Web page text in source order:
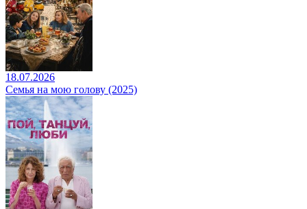
18.07.2026
Семья на мою голову (2025)